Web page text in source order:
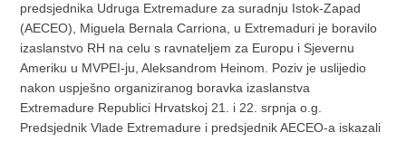
predsjednika Udruga Extremadure za suradnju Istok-Zapad
(AECEO), Miguela Bernala Carriona, u Extremaduri je boravilo
izaslanstvo RH na celu s ravnateljem za Europu i Sjevernu
Ameriku u MVPEI-ju, Aleksandrom Heinom. Poziv je uslijedio
nakon uspješno organiziranog boravka izaslanstva
Extremadure Republici Hrvatskoj 21. i 22. srpnja o.g.
Predsjednik Vlade Extremadure i predsjednik AECEO-a iskazali